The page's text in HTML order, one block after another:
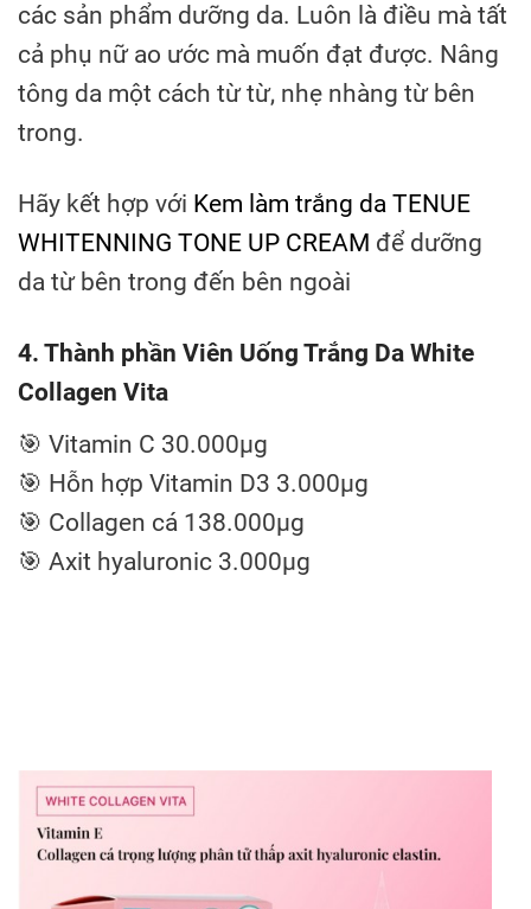
các sản phẩm dưỡng da. Luôn là điều mà tất
cả phụ nữ ao ước mà muốn đạt được. Nâng
tông da một cách từ từ, nhẹ nhàng từ bên
trong.
Hãy kết hợp với Kem làm trắng da TENUE
WHITENNING TONE UP CREAM để dưỡng
da từ bên trong đến bên ngoài
4. Thành phần Viên Uống Trắng Da White
Collagen Vita
🎯 Vitamin C 30.000μg
🎯 Hỗn hợp Vitamin D3 3.000μg
🎯 Collagen cá 138.000μg
🎯 Axit hyaluronic 3.000μg